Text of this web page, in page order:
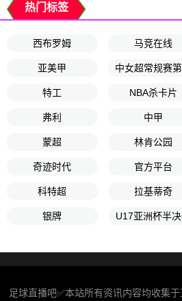
热门标签
西布罗姆 马竞在线
亚美甲 中女超常规赛
特工 NBA杀卡片
弗利 中甲
蒙超 林肯公园
奇迹时代 官方平台
科特超 拉基蒂奇
银牌 U17亚洲杯半
足球直播吧✅本站所有资讯内容均收集